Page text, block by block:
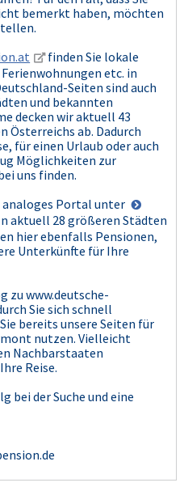
bemerkt haben, möchten
finden Sie lokale
etc. in
Seiten sind auch
und bekannten
decken wir aktuell 43
Österreichs ab. Dadurch
für einen Urlaub oder auch
Möglichkeiten zur
uns finden.
analoges Portal unter
aktuell 28 größeren Städten
hier ebenfalls Pensionen,
Unterkünfte für Ihre
zu www.deutsche-
Sie sich schnell
bereits unsere Seiten für
nutzen. Vielleicht
Nachbarstaaten
Reise.
bei der Suche und eine